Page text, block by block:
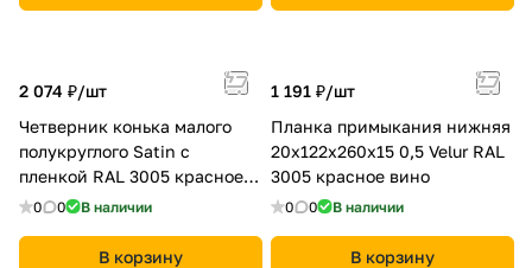
2 074 ₽/шт
Четверник конька малого
полукруглого Satin с
пленкой RAL 3005 красное
вино
0 0 В наличии
В корзину
1 191 ₽/шт
Планка примыкания нижняя
20х122х260х15 0,5 Velur RAL
3005 красное вино
0 0 В наличии
В корзину